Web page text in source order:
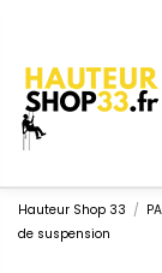
Hauteur Shop 33
de suspension